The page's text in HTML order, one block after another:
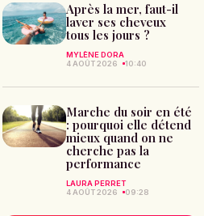
Après la mer, faut-il
laver ses cheveux
tous les jours ?
MYLÈNE DORA
4 AOÛT 2026
10:40
Marche du soir en été
: pourquoi elle détend
mieux quand on ne
cherche pas la
performance
LAURA PERRET
4 AOÛT 2026
09:28